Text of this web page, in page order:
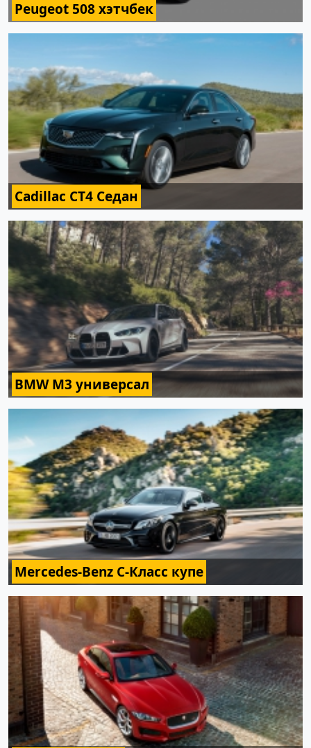
Peugeot 508 хэтчбек
Cadillac CT4 Седан
BMW M3 универсал
Mercedes-Benz C-Класс купе